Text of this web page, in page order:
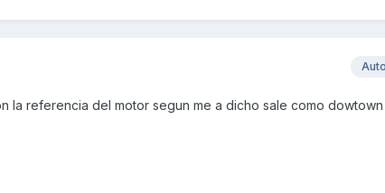
la referencia del motor segun me a dicho sale como